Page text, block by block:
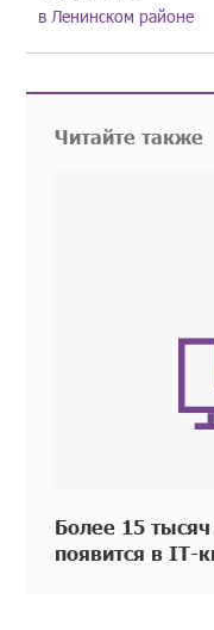
в Ленинском районе
Читайте также
Более 15
появится в IT-